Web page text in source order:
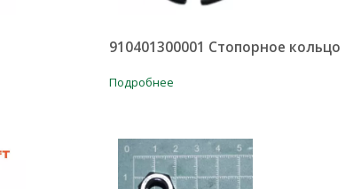
910401300001 Стопорное кольцо
Подробнее